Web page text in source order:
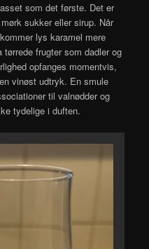
som det første. Det er
sukker eller sirup. Når
lys karamel mere
frugter som dadler og
opfanges momentvis,
vinøst udtryk. En smule
til valnødder og
tydelige i duften.